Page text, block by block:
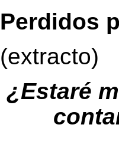
Perdidos
(extracto)
¿Estaré